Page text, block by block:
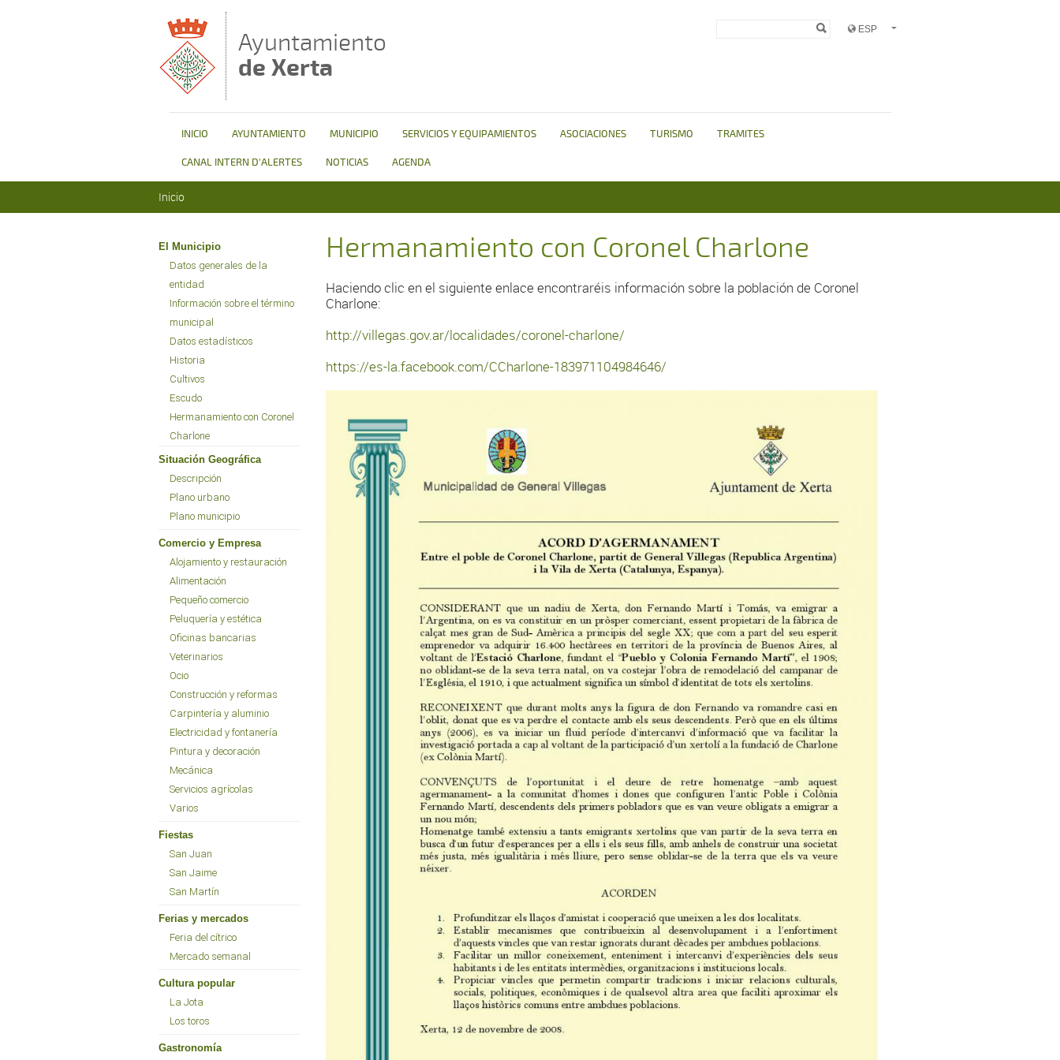
Ayuntamiento
de Xerta
Formulario de
INICIO AYUNTAMIENTO MUNICIPIO SERVICIOS Y EQUIPAMIENTOS ASOCIACIONES TURISMO TRAMITES
CANAL INTERN D'ALERTES NOTICIAS AGENDA
Se encuentra usted aquí
Inicio
El Municipio
Datos generales de la
entidad
Información sobre el término
municipal
Datos estadísticos
Historia
Cultivos
Escudo
Hermanamiento con Coronel
Charlone
Situación Geográfica
Descripción
Plano urbano
Plano municipio
Comercio y Empresa
Alojamiento y restauración
Alimentación
Pequeño comercio
Peluquería y estética
Oficinas bancarias
Veterinarios
Ocio
Construcción y reformas
Carpintería y aluminio
Electricidad y fontanería
Pintura y decoración
Mecánica
Servicios agrícolas
Varios
Fiestas
San Juan
San Jaime
San Martín
Ferias y mercados
Feria del cítrico
Mercado semanal
Cultura popular
La Jota
Los toros
Gastronomía
Hermanamiento con Coronel Charlone
Haciendo clic en el siguiente enlace encontraréis información sobre la población de Coronel
Charlone:
http://villegas.gov.ar/localidades/coronel-charlone/
https://es-la.facebook.com/CCharlone-183971104984646/